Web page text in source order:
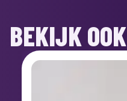
BEKIJK OOK